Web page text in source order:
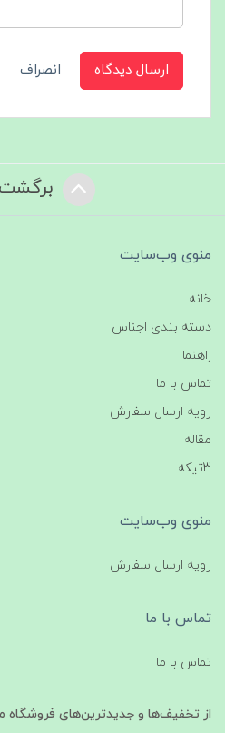
ارسال دیدگاه انصراف
برگشت
منوی وب‌سایت
خانه
دسته بندی اجناس
راهنما
تماس با ما
رویه ارسال سفارش
مقاله
3تیکه
منوی وب‌سایت
رویه ارسال سفارش
تماس با ما
تماس با ما
از تخفیف‌ها و جدیدترین‌های فروشگاه